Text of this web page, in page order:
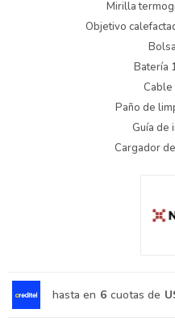
Mirilla
Objetivo
Batería
Cable
Paño de
Guía de
Cargador
hasta en 6 cuotas de